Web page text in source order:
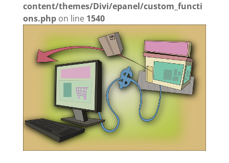
content/themes/Divi/epanel/custom_functi
ons.phpon line 1540